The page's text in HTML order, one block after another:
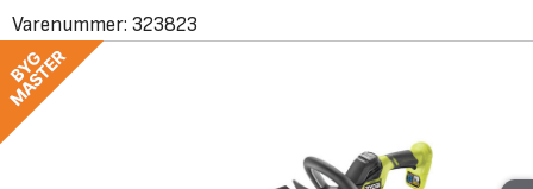
Varenummer: 323823